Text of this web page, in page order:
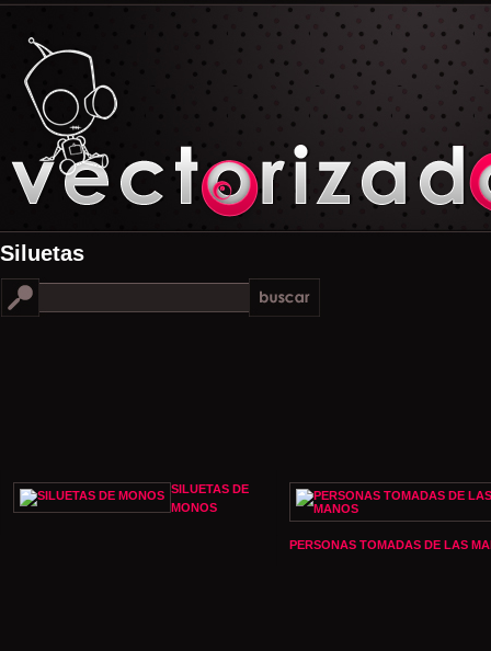
Siluetas
SILUETAS DE
MONOS
PERSONAS TOMADAS DE LAS